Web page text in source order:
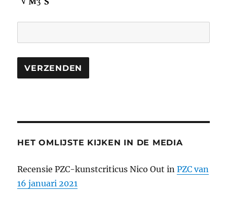
HET OMLIJSTE KIJKEN IN DE MEDIA
Recensie PZC-kunstcriticus Nico Out inPZC van
16 januari 2021